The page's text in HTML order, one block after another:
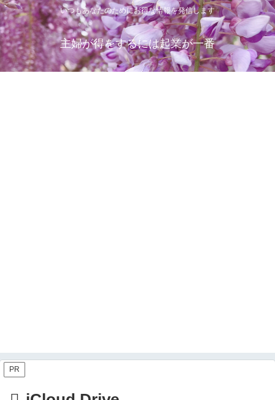
いつもあなたのためにお得な情報を発信します
主婦が得をするには起業が一番
PR